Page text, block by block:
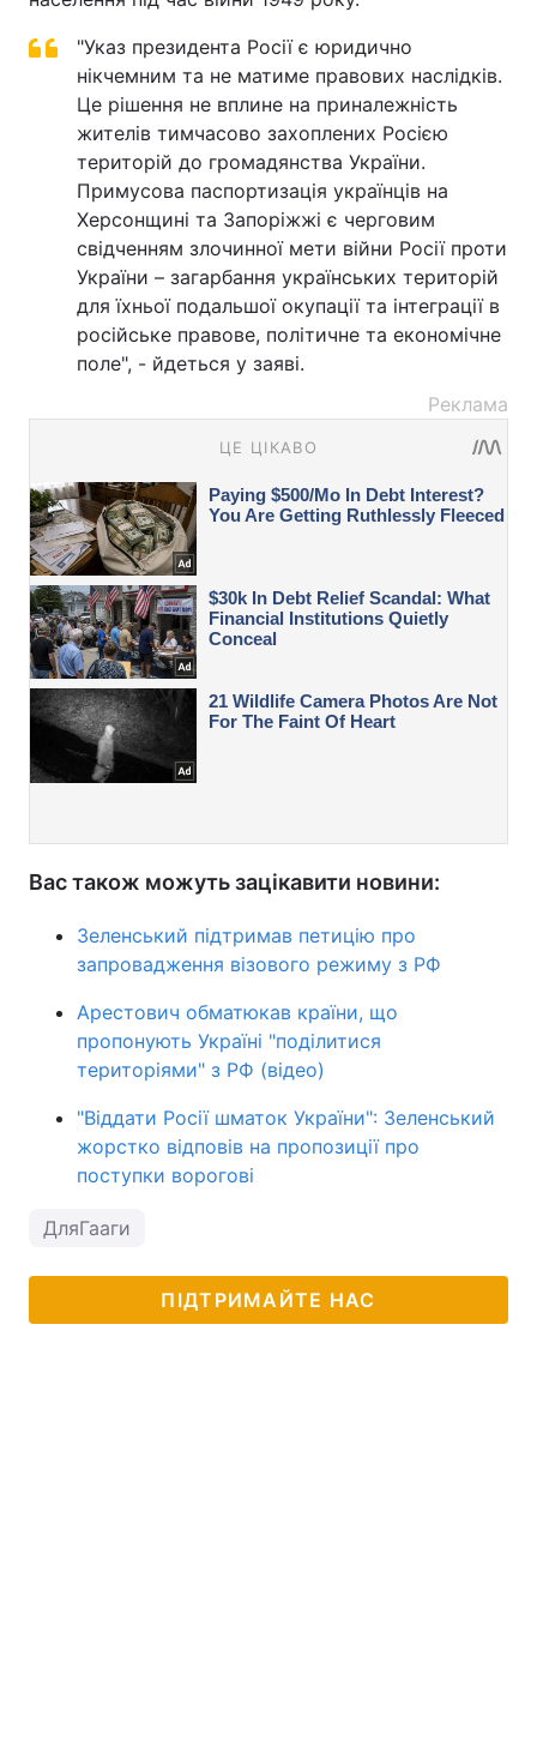
"Указ президента Росії є юридично
нікчемним та не матиме правових наслідків.
Це рішення не вплине на приналежність
жителів тимчасово захоплених Росією
територій до громадянства України.
Примусова паспортизація українців на
Херсонщині та Запоріжжі є черговим
свідченням злочинної мети війни Росії проти
України – загарбання українських територій
для їхньої подальшої окупації та інтеграції в
російське правове, політичне та економічне
поле", - йдеться у заяві.
Реклама
Вас також можуть зацікавити новини:
Зеленський підтримав петицію про
запровадження візового режиму з РФ
Арестович обматюкав країни, що
пропонують Україні "поділитися
територіями" з РФ (відео)
"Віддати Росії шматок України": Зеленський
жорстко відповів на пропозиції про
поступки ворогові
ДляГааги
ПІДТРИМАЙТЕ НАС